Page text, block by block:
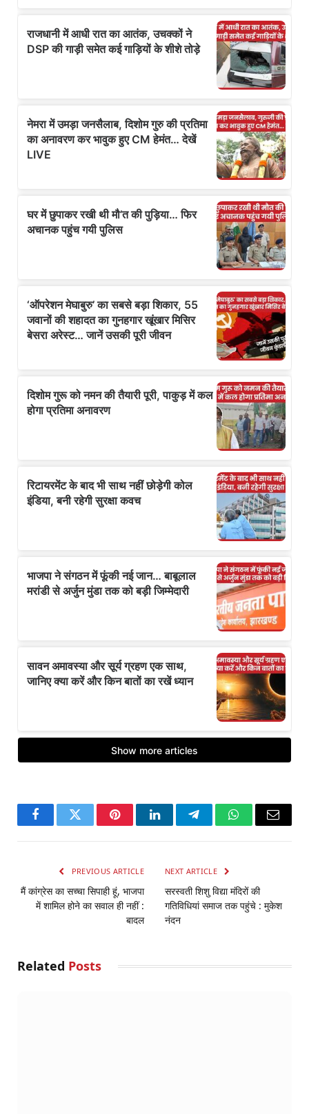
FacebookTwitter PinterestLinkedInTelegramWhatsApp
Email
PREVIOUS ARTICLE
मैं कांग्रेस का सच्चा सिपाही हूं, भाजपा
में शामिल होने का सवाल ही नहीं :
बादल
NEXT ARTICLE
सरस्वती शिशु विद्या मंदिरों की
गतिविधियां समाज तक पहुंचे : मुकेश
नंदन
Related Posts